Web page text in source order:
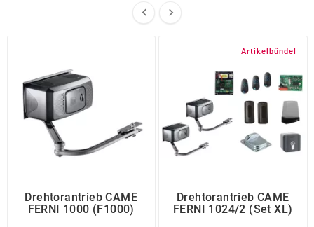
 
Drehtorantrieb CAME
FERNI 1000 (F1000)
Artikelbündel
Drehtorantrieb CAME
FERNI 1024/2 (Set XL)